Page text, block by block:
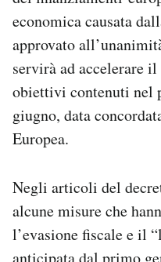
Notifiche mobile
Regala il Post
Hai bisogno di aiuto?
Esci
economica causata
approvato
servirà ad accelerare
obiettivi contenuti nel
giugno, data
Europea.
Negli articoli del
alcune misure che
l’evasione fiscale e il
anticipata dal primo